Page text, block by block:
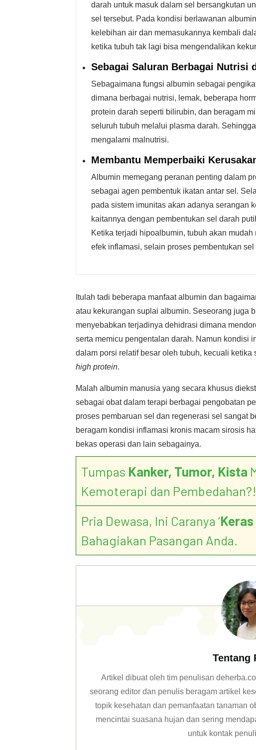
darah untuk masuk dalam sel bersangkutan
sel tersebut. Pada kondisi berlawanan
kelebihan air dan memasukannya kembali
ketika tubuh tak lagi bisa mengendalikan
Sebagai Saluran Berbagai Nutrisi
Sebagaimana fungsi albumin sebagai
dimana berbagai nutrisi, lemak, beberapa
protein darah seperti bilirubin, dan beragam
seluruh tubuh melalui plasma darah.
mengalami malnutrisi.
Membantu Memperbaiki
Albumin memegang peranan penting dalam
sebagai agen pembentuk ikatan antar sel.
pada sistem imunitas akan adanya serangan
kaitannya dengan pembentukan sel darah
Ketika terjadi hipoalbumin, tubuh akan
efek inflamasi, selain proses pembentukan
Itulah tadi beberapa manfaat albumin dan
atau kekurangan suplai albumin. Seseorang juga
menyebabkan terjadinya dehidrasi dimana
serta memicu pengentalan darah. Namun kondisi
dalam porsi relatif besar oleh tubuh, kecuali
high protein.
Malah albumin manusia yang secara khusus
sebagai obat dalam terapi berbagai pengobatan
proses pembaruan sel dan regenerasi sel sangat
beragam kondisi inflamasi kronis macam sirosis
bekas operasi dan lain sebagainya.
Tumpas Kanker, Tumor, Kista
Kemoterapi dan Pembedahan?!
Pria Dewasa, Ini Caranya ‘
Bahagiakan Pasangan Anda.
Tentang
Artikel dibuat oleh tim penulisan
seorang editor dan penulis beragam artikel
topik kesehatan dan pemanfaatan tanaman
mencintai suasana hujan dan sering
untuk kontak